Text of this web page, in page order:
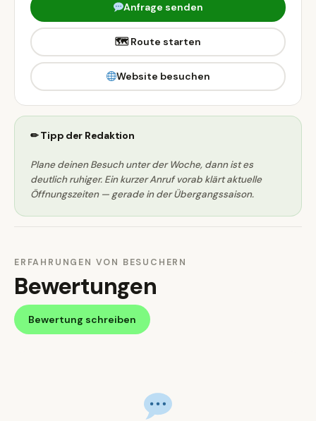
Anfrage senden
🗺 Route starten
Website besuchen
✏ Tipp der Redaktion
Plane deinen Besuch unter der Woche, dann ist es
deutlich ruhiger. Ein kurzer Anruf vorab klärt aktuelle
Öffnungszeiten — gerade in der Übergangssaison.
ERFAHRUNGEN VON BESUCHERN
Bewertungen
Bewertung schreiben